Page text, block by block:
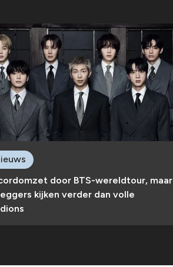
door BTS-wereldtour, maar
kijken verder dan volle